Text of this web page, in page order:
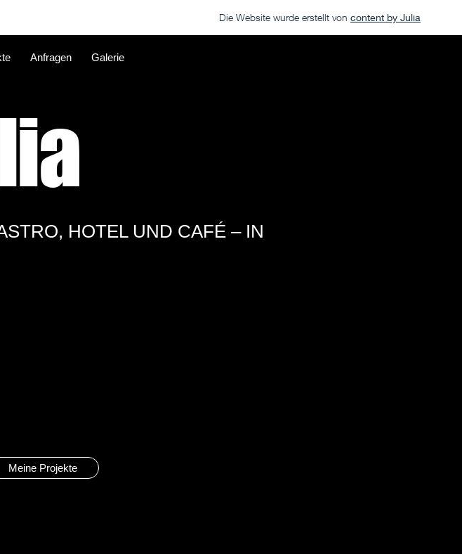
Die Website wurde erstellt von content by Julia
Anfragen Galerie
HOTEL UND CAFÉ – IN
Meine Projekte